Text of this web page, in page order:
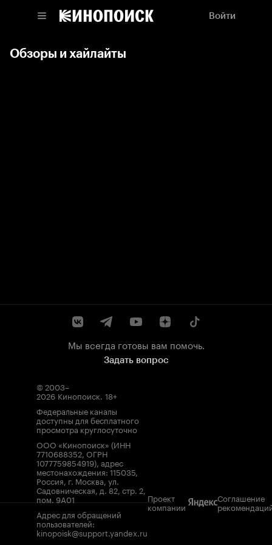
Войти
Обзоры и хайлайты
Мы всегда готовы вам помочь.
Задать вопрос
© 2003–
2026 Кинопоиск. 18+
Федеральные каналы
доступны для бесплатного
просмотра круглосуточно
ООО «Кинопоиск» (ИНН
7710688352, ОГРН
1077759854919), адрес
местонахождения: 115035,
Россия, г. Москва, ул.
Садовническая, д. 82, стр. 2,
пом. 9А01
Адрес для обращений
пользователей:
kinopoisk@support.yandex.ru
Проект
компании
Соглашение